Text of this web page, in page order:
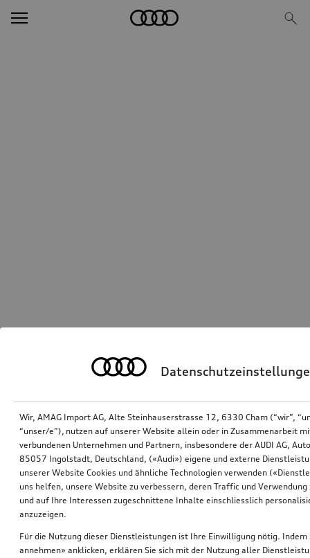
Wir, AMAG Import AG, Alte Steinhauserstrasse 12, 6330 Cham (“wir”,
“unser/e”), nutzen auf unserer Website allein oder in Zusammenarbeit
verbundenen Unternehmen und Partnern, insbesondere der AUDI AG,
85057 Ingolstadt, Deutschland, («Audi») eigene und externe
unserer Website Cookies und ähnliche Technologien verwenden
uns helfen, unsere Website zu verbessern, deren Traffic und Verwendung
und auf Ihre Interessen zugeschnittene Inhalte einschliesslich
anzuzeigen.
Für die Nutzung dieser Dienstleistungen ist Ihre Einwilligung nötig. Indem
annehmen» anklicken, erklären Sie sich mit der Nutzung aller